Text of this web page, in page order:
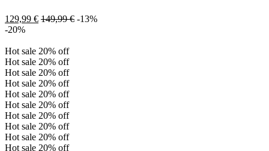
129,99 € 149,99€ -13%
-20%
Hot sale 20% off
Hot sale 20% off
Hot sale 20% off
Hot sale 20% off
Hot sale 20% off
Hot sale 20% off
Hot sale 20% off
Hot sale 20% off
Hot sale 20% off
Hot sale 20% off